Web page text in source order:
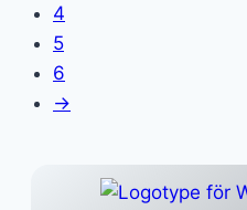
4
5
6
→